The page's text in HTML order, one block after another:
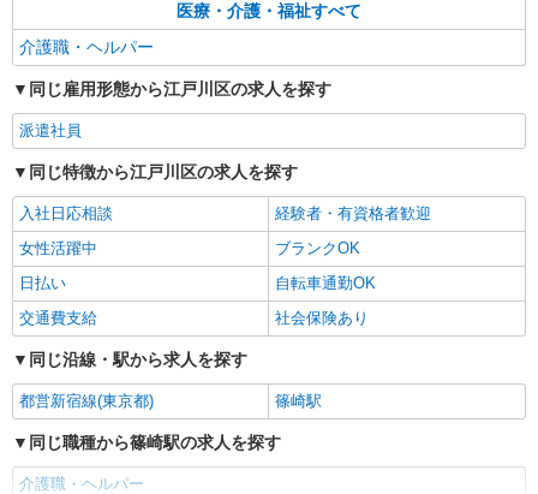
医療・介護・福祉すべて
介護職・ヘルパー
同じ雇用形態から江戸川区の求人を探す
派遣社員
同じ特徴から江戸川区の求人を探す
入社日応相談
経験者・有資格者歓迎
女性活躍中
ブランクOK
日払い
自転車通勤OK
交通費支給
社会保険あり
同じ沿線・駅から求人を探す
都営新宿線(東京都) 篠崎駅
同じ職種から篠崎駅の求人を探す
介護職・ヘルパー